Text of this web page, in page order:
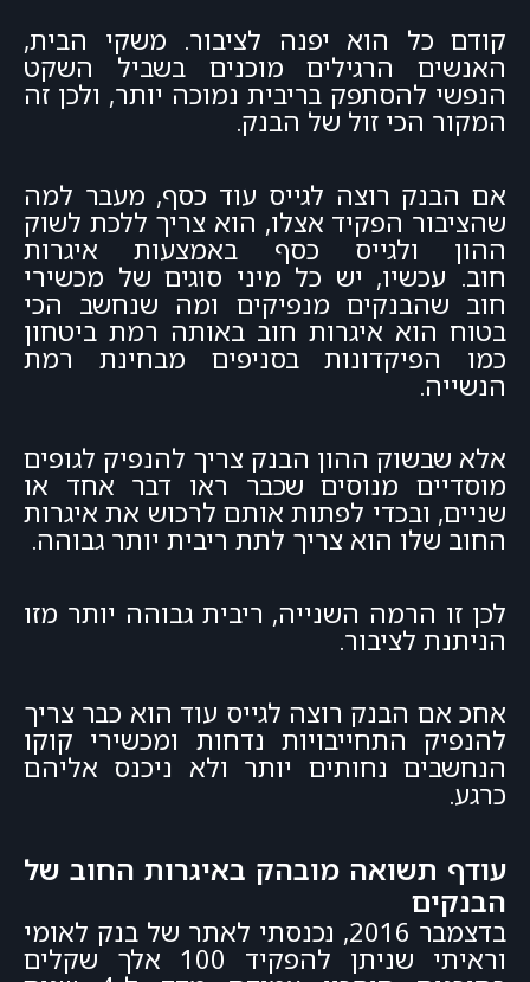
קודם כל הוא יפנה לציבור. משקי הבית,
האנשים הרגילים מוכנים בשביל השקט
הנפשי להסתפק בריבית נמוכה יותר, ולכן זה
המקור הכי זול של הבנק.
אם הבנק רוצה לגייס עוד כסף, מעבר למה
שהציבור הפקיד אצלו, הוא צריך ללכת לשוק
ההון ולגייס כסף באמצעות איגרות
חוב. עכשיו, יש כל מיני סוגים של מכשירי
חוב שהבנקים מנפיקים ומה שנחשב הכי
בטוח הוא איגרות חוב באותה רמת ביטחון
כמו הפיקדונות בסניפים מבחינת רמת
הנשייה.
אלא שבשוק ההון הבנק צריך להנפיק לגופים
מוסדיים מנוסים שכבר ראו דבר אחד או
שניים, ובכדי לפתות אותם לרכוש את איגרות
החוב שלו הוא צריך לתת ריבית יותר גבוהה.
לכן זו הרמה השנייה, ריבית גבוהה יותר מזו
הניתנת לציבור.
אחכ אם הבנק רוצה לגייס עוד הוא כבר צריך
להנפיק התחייבויות נדחות ומכשירי קוקו
הנחשבים נחותים יותר ולא ניכנס אליהם
כרגע.
עודף תשואה מובהק באיגרות החוב של
הבנקים
בדצמבר 2016, נכנסתי לאתר של בנק לאומי
וראיתי שניתן להפקיד 100 אלך שקלים